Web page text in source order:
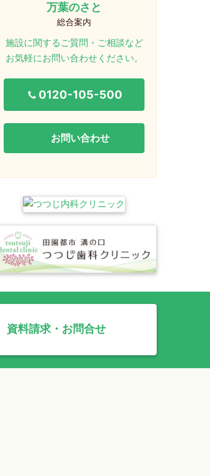
万葉のさと
総合案内
施設に関するご質問・ご相談など
お気軽にお問い合わせください。
0120-105-500
お問い合わせ
資料請求・お問合せ